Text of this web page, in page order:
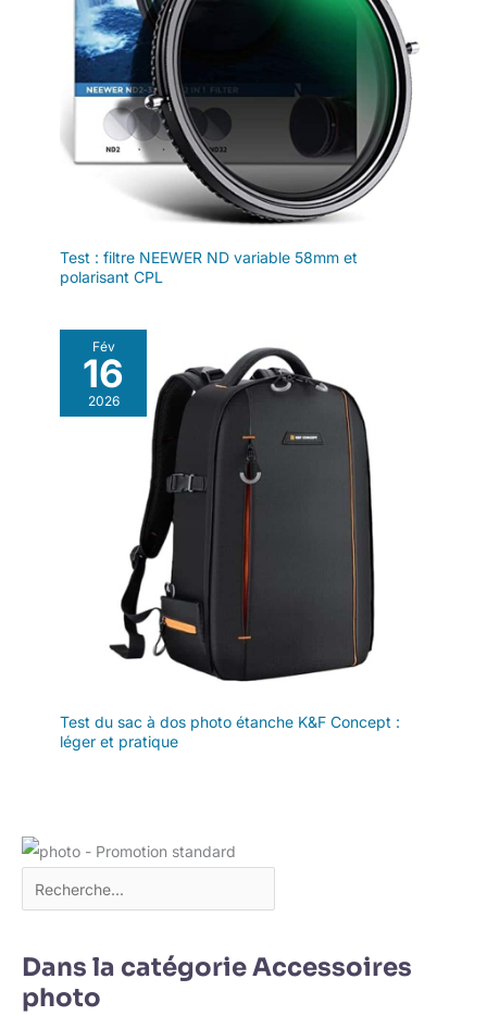
Test : filtre NEEWER ND variable 58mm et
polarisant CPL
Fév
16
2026
Test du sac à dos photo étanche K&F Concept :
léger et pratique
Dans la catégorie Accessoires
photo